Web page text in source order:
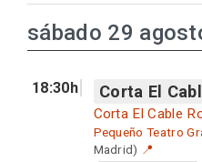
sábado 29
18:30h Corta El
Corta El Cable
Pequeño Teatro
Madrid) 📍